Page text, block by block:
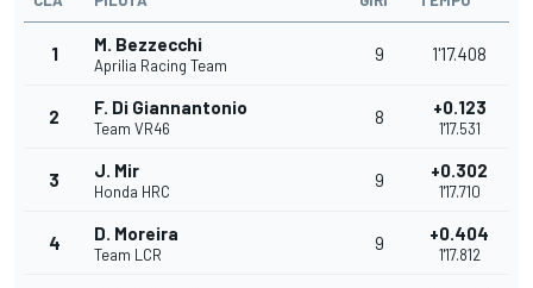
1 M. Bezzecchi
Aprilia Racing Team
9 1'17.408
2 F. Di Giannantonio
Team VR46
8 +0.123
1'17.531
3 J. Mir
Honda HRC
9 +0.302
1'17.710
4 D. Moreira
Team LCR
9 +0.404
1'17.812